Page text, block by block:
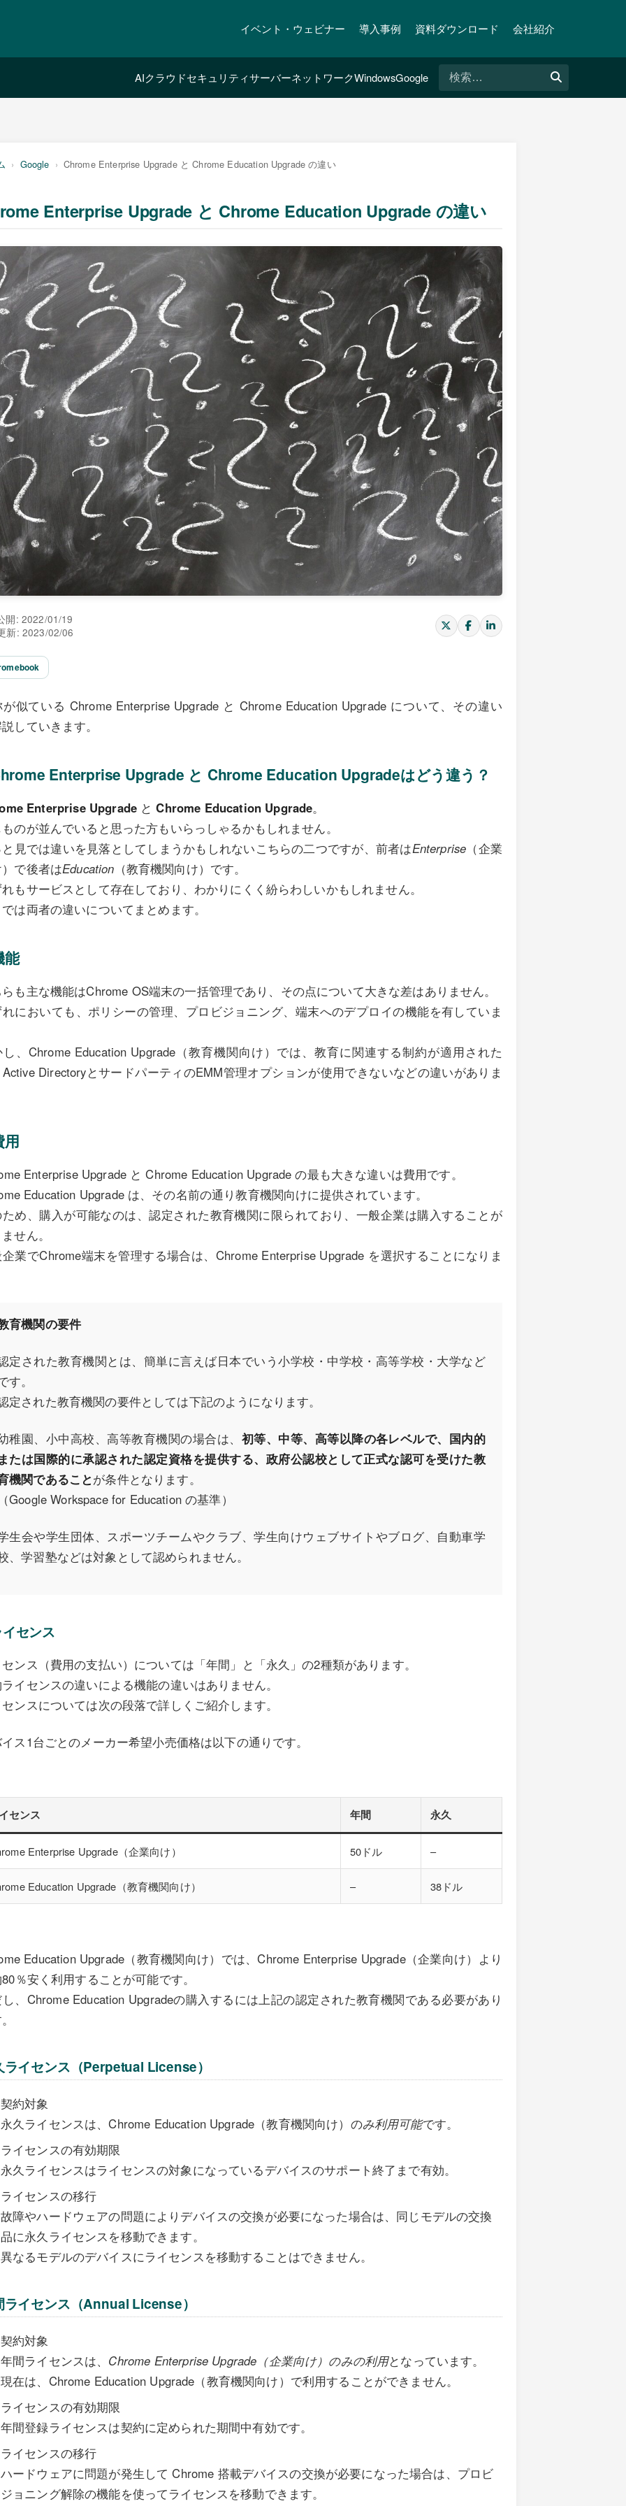
イベント・ウェビナー 導入事例 資料ダウンロード 会社紹介
AIクラウドセキュリティサーバーネットワークWindowsGoogle
検
索:
Google Chrome Enterprise Upgrade と Chrome Education Upgrade の違い
Enterprise Upgrade と Chrome Education Upgrade の違い
開: 2022/01/19
新: 2023/02/06
似ている Chrome Enterprise Upgrade と Chrome Education Upgrade について、その違い
していきます。
Enterprise Upgrade と Chrome Education Upgradeはどう違う？
Enterprise Upgrade とChrome Education Upgrade。
のが並んでいると思った方もいらっしゃるかもしれません。
見では違いを見落としてしまうかもしれないこちらの二つですが、前者はEnterprise （企業
で後者はEducation （教育機関向け）です。
もサービスとして存在しており、わかりにくく紛らわしいかもしれません。
は両者の違いについてまとめます。
能
も主な機能はChrome OS端末の一括管理であり、その点について大きな差はありません。
においても、ポリシーの管理、プロビジョニング、端末へのデプロイの機能を有していま
、Chrome Education Upgrade（教育機関向け）では、教育に関連する制約が適用された
DirectoryとサードパーティのEMM管理オプションが使用できないなどの違いがありま
用
Enterprise Upgrade と Chrome Education Upgrade の最も大きな違いは費用です。
Education Upgrade は、その名前の通り教育機関向けに提供されています。
め、購入が可能なのは、認定された教育機関に限られており、一般企業は購入することが
せん。
業でChrome端末を管理する場合は、Chrome Enterprise Upgrade を選択することになりま
育機関の要件
定された教育機関とは、簡単に言えば日本でいう小学校・中学校・高等学校・大学など
す。
定された教育機関の要件としては下記のようになります。
稚園、小中高校、高等教育機関の場合は、 初等、中等、高等以降の各レベルで、国内的
たは国際的に承認された認定資格を提供する、政府公認校として正式な認可を受けた教
機関であることが条件となります。
Google Workspace for Education の基準）
生会や学生団体、スポーツチームやクラブ、学生向けウェブサイトやブログ、自動車学
、学習塾などは対象として認められません。
センス
ンス（費用の支払い）については「年間」と「永久」の2種類があります。
イセンスの違いによる機能の違いはありません。
ンスについては次の段落で詳しくご紹介します。
ス1台ごとのメーカー希望小売価格は以下の通りです。
センス 年間 永久
Enterprise Upgrade（企業向け） 50ドル –
Education Upgrade（教育機関向け） – 38ドル
Education Upgrade（教育機関向け）では、Chrome Enterprise Upgrade（企業向け）より
％安く利用することが可能です。
、Chrome Education Upgradeの購入するには上記の認定された教育機関である必要があり
ライセンス（Perpetual License）
契約対象
永久ライセンスは、Chrome Education Upgrade（教育機関向け）のみ利用可能です。
ライセンスの有効期限
永久ライセンスはライセンスの対象になっているデバイスのサポート終了まで有効。
ライセンスの移行
故障やハードウェアの問題によりデバイスの交換が必要になった場合は、同じモデルの交換
品に永久ライセンスを移動できます。
異なるモデルのデバイスにライセンスを移動することはできません。
ライセンス（Annual License）
契約対象
年間ライセンスは、 Chrome Enterprise Upgrade（企業向け）のみの利用となっています。
現在は、Chrome Education Upgrade（教育機関向け）で利用することができません。
ライセンスの有効期限
年間登録ライセンスは契約に定められた期間中有効です。
ライセンスの移行
ハードウェアに問題が発生して Chrome 搭載デバイスの交換が必要になった場合は、プロビ
ジョニング解除の機能を使ってライセンスを移動できます。